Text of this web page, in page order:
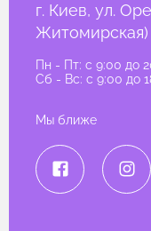
г. Киев, ул.
Житомирская)
Пн - Пт: c 9:00 до
Сб - Вс: c 9:00 до
Мы ближе